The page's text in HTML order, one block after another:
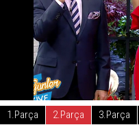
1.Parça 2.Parça 3.Parça